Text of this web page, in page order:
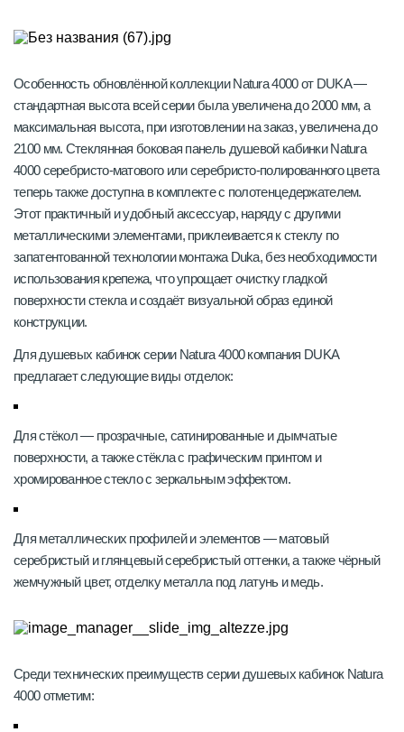
Особенность обновлённой коллекции Natura 4000 от DUKA —
стандартная высота всей серии была увеличена до 2000 мм, а
максимальная высота, при изготовлении на заказ, увеличена до
2100 мм. Стеклянная боковая панель душевой кабинки Natura
4000 серебристо-матового или серебристо-полированного цвета
теперь также доступна в комплекте с полотенцедержателем.
Этот практичный и удобный аксессуар, наряду с другими
металлическими элементами, приклеивается к стеклу по
запатентованной технологии монтажа Duka, без необходимости
использования крепежа, что упрощает очистку гладкой
поверхности стекла и создаёт визуальной образ единой
конструкции.
Для душевых кабинок серии Natura 4000 компания DUKA
предлагает следующие виды отделок:
Для стёкол — прозрачные, сатинированные и дымчатые
поверхности, а также стёкла с графическим принтом и
хромированное стекло с зеркальным эффектом.
Для металлических профилей и элементов — матовый
серебристый и глянцевый серебристый оттенки, а также чёрный
жемчужный цвет, отделку металла под латунь и медь.
Среди технических преимуществ серии душевых кабинок Natura
4000 отметим: